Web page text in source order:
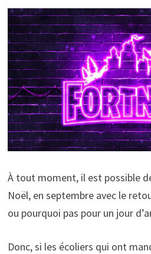
À tout moment, il est possible
Noël, en septembre avec le
ou pourquoi pas pour un jour
Donc, si les écoliers qui ont